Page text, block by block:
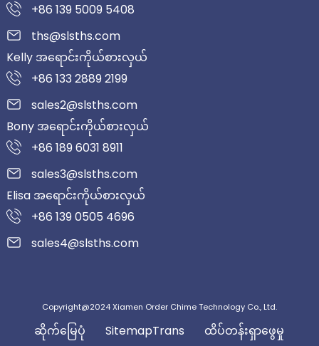
+86 139 5009 5408
ths@slsths.com
Kelly အရောင်းကိုယ်စားလှယ်
+86 133 2889 2199
sales2@slsths.com
Bony အရောင်းကိုယ်စားလှယ်
+86 189 6031 8911
sales3@slsths.com
Elisa အရောင်းကိုယ်စားလှယ်
+86 139 0505 4696
sales4@slsths.com
Copyright@2024 Xiamen Order Chime Technology Co., Ltd.
ဆိုက်မြေပုံ SitemapTrans ထိပ်တန်းရှာဖွေမှု